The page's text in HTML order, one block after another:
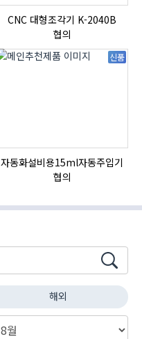
CNC 대형조각기 K-2040B
협의
신품
자동화설비용15ml자동주입기
협의
해외